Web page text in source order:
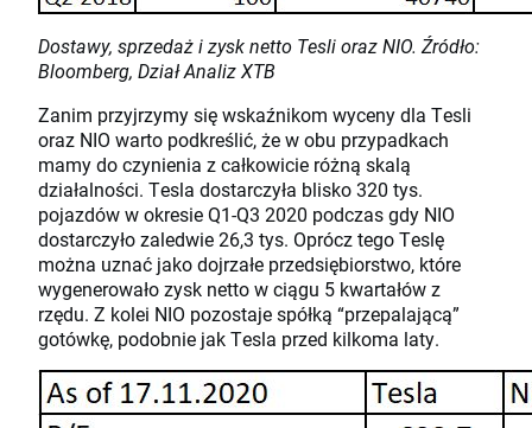
Dostawy, sprzedaż i zysk netto Tesli oraz NIO. Źródło:
Bloomberg, Dział Analiz XTB
Zanim przyjrzymy się wskaźnikom wyceny dla Tesli
oraz NIO warto podkreślić, że w obu przypadkach
mamy do czynienia z całkowicie różną skalą
działalności. Tesla dostarczyła blisko 320 tys.
pojazdów w okresie Q1-Q3 2020 podczas gdy NIO
dostarczyło zaledwie 26,3 tys. Oprócz tego Teslę
można uznać jako dojrzałe przedsiębiorstwo, które
wygenerowało zysk netto w ciągu 5 kwartałów z
rzędu. Z kolei NIO pozostaje spółką “przepalającą”
gotówkę, podobnie jak Tesla przed kilkoma laty.